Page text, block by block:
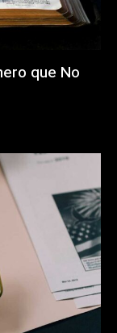
que No